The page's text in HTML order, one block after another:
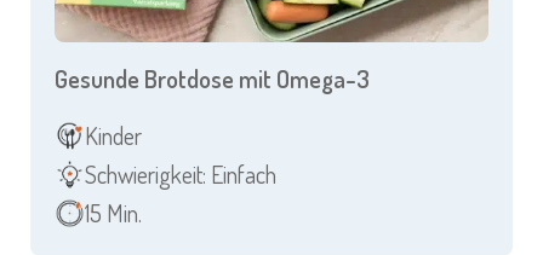
Gesunde Brotdose mit Omega-3
Kinder
Schwierigkeit: Einfach
15 Min.